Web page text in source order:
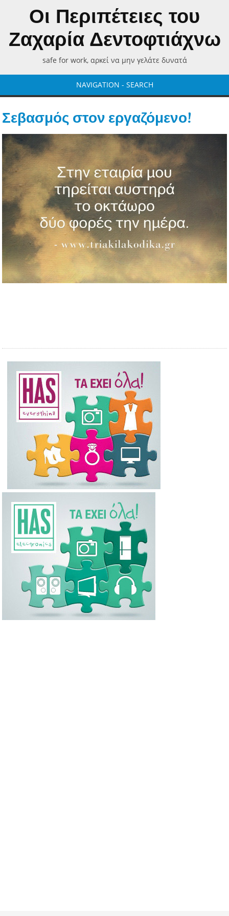
Οι Περιπέτειες του
Ζαχαρία Δεντοφτιάχνω
safe for work, αρκεί να μην γελάτε δυνατά
NAVIGATION - SEARCH
Σεβασμός στον εργαζόμενο!